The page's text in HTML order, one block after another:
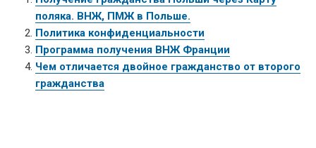
поляка. ВНЖ, ПМЖ в Польше.
Политика конфиденциальности
Программа получения ВНЖ Франции
Чем отличается двойное гражданство от второго
гражданства